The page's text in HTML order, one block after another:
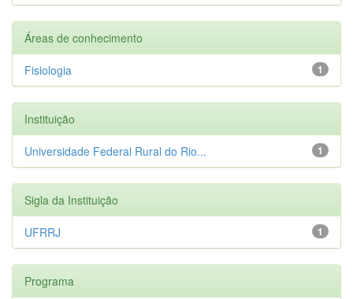
Áreas de conhecimento
1
Fisiologia
Instituição
1
Universidade Federal Rural do Rio...
Sigla da Instituição
1
UFRRJ
Programa